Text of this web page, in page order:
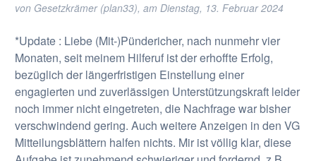
von Gesetzkrämer (plan33), am Dienstag, 13. Februar 2024
*Update : Liebe (Mit-)Pündericher, nach nunmehr vier
Monaten, seit meinem Hilferuf ist der erhoffte Erfolg,
bezüglich der längerfristigen Einstellung einer
engagierten und zuverlässigen Unterstützungskraft leider
noch immer nicht eingetreten, die Nachfrage war bisher
verschwindend gering. Auch weitere Anzeigen in den VG
Mitteilungsblättern halfen nichts. Mir ist völlig klar, diese